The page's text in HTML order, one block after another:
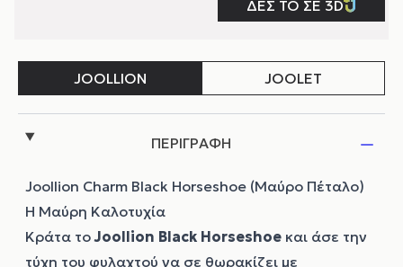
ΠΕΡΙΓΡΑΦΗ
Joollion Charm Black Horseshoe (Μαύρο Πέταλο)
Η Μαύρη Καλοτυχία
Κράτα τοJoollion Black Horseshoe και άσε την
τύχη του φυλαχτού να σε θωρακίζει με